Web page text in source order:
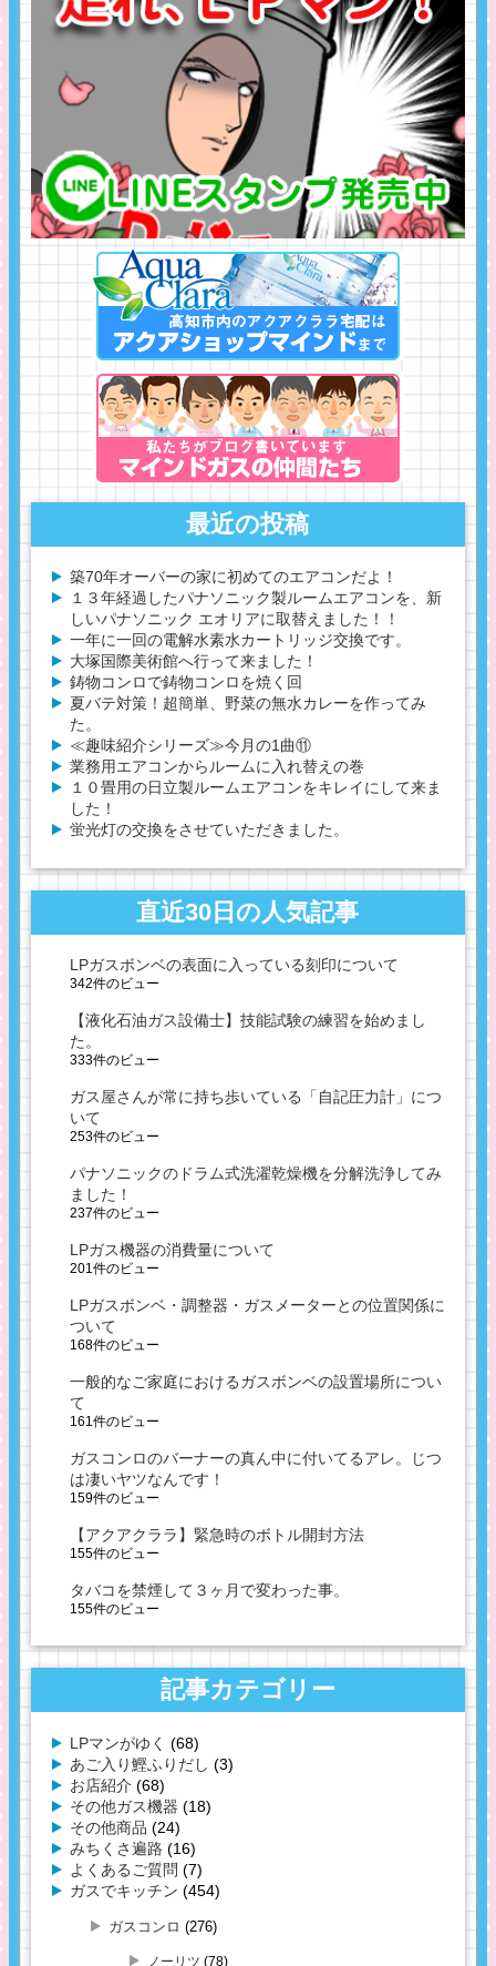
最近の投稿
築70年オーバーの家に初めてのエアコンだよ！
１３年経過したパナソニック製ルームエアコンを、新
しいパナソニック エオリアに取替えました！！
一年に一回の電解水素水カートリッジ交換です。
大塚国際美術館へ行って来ました！
鋳物コンロで鋳物コンロを焼く回
夏バテ対策！超簡単、野菜の無水カレーを作ってみ
た。
≪趣味紹介シリーズ≫今月の1曲⑪
業務用エアコンからルームに入れ替えの巻
１０畳用の日立製ルームエアコンをキレイにして来ま
した！
蛍光灯の交換をさせていただきました。
直近30日の人気記事
LPガスボンベの表面に入っている刻印について
342件のビュー
【液化石油ガス設備士】技能試験の練習を始めまし
た。
333件のビュー
ガス屋さんが常に持ち歩いている「自記圧力計」につ
いて
253件のビュー
パナソニックのドラム式洗濯乾燥機を分解洗浄してみ
ました！
237件のビュー
LPガス機器の消費量について
201件のビュー
LPガスボンベ・調整器・ガスメーターとの位置関係に
ついて
168件のビュー
一般的なご家庭におけるガスボンベの設置場所につい
て
161件のビュー
ガスコンロのバーナーの真ん中に付いてるアレ。じつ
は凄いヤツなんです！
159件のビュー
【アクアクララ】緊急時のボトル開封方法
155件のビュー
タバコを禁煙して３ヶ月で変わった事。
155件のビュー
記事カテゴリー
LPマンがゆく (68)
あご入り鰹ふりだし (3)
お店紹介 (68)
その他ガス機器 (18)
その他商品 (24)
みちくさ遍路 (16)
よくあるご質問 (7)
ガスでキッチン (454)
ガスコンロ (276)
ノーリツ (78)